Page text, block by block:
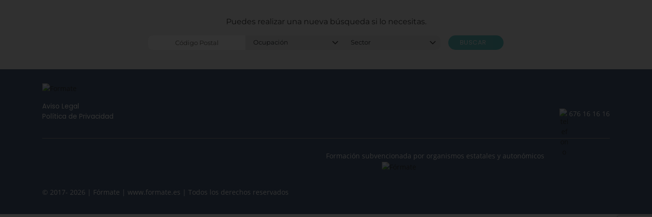
Puedes realizar una nueva búsqueda si lo necesitas.
BUSCAR
Aviso Legal
Política de Privacidad
676 16 16 16
© 2017- 2026 | Fórmate | www.formate.es | Todos los derechos reservados
Formación subvencionada por organismos estatales y autonómicos